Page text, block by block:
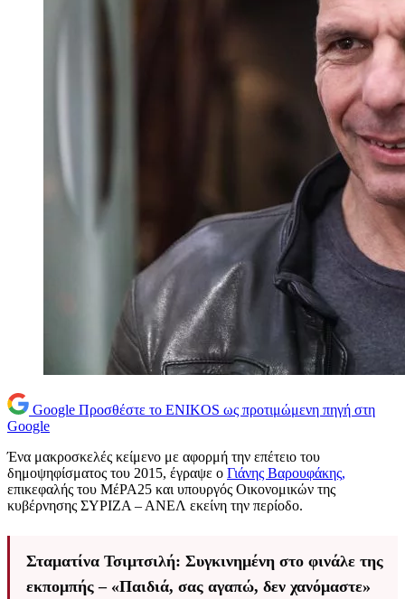
Google Προσθέστε το ENIKOS ως προτιμώμενη πηγή στη
Google
Ένα μακροσκελές κείμενο με αφορμή την επέτειο του
δημοψηφίσματος του 2015, έγραψε ο Γιάνης Βαρουφάκης,
επικεφαλής του ΜέΡΑ25 και υπουργός Οικονομικών της
κυβέρνησης ΣΥΡΙΖΑ – ΑΝΕΛ εκείνη την περίοδο.
Σταματίνα Τσιμτσιλή: Συγκινημένη στο φινάλε της
εκπομπής – «Παιδιά, σας αγαπώ, δεν χανόμαστε»